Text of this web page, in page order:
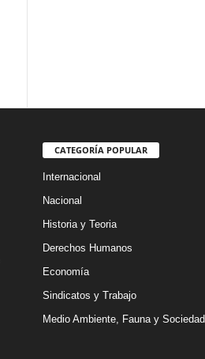
CATEGORÍA POPULAR
Internacional
Nacional
Historia y Teoria
Derechos Humanos
Economía
Sindicatos y Trabajo
Medio Ambiente, Fauna y Sociedad